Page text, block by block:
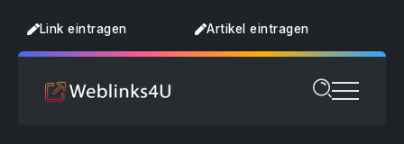
Link eintragen Artikel eintragen